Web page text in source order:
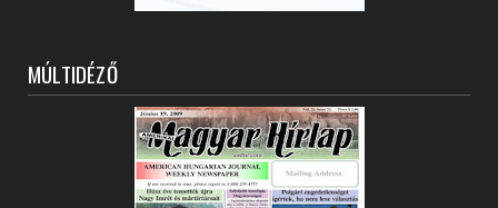
MÚLTIDÉZŐ